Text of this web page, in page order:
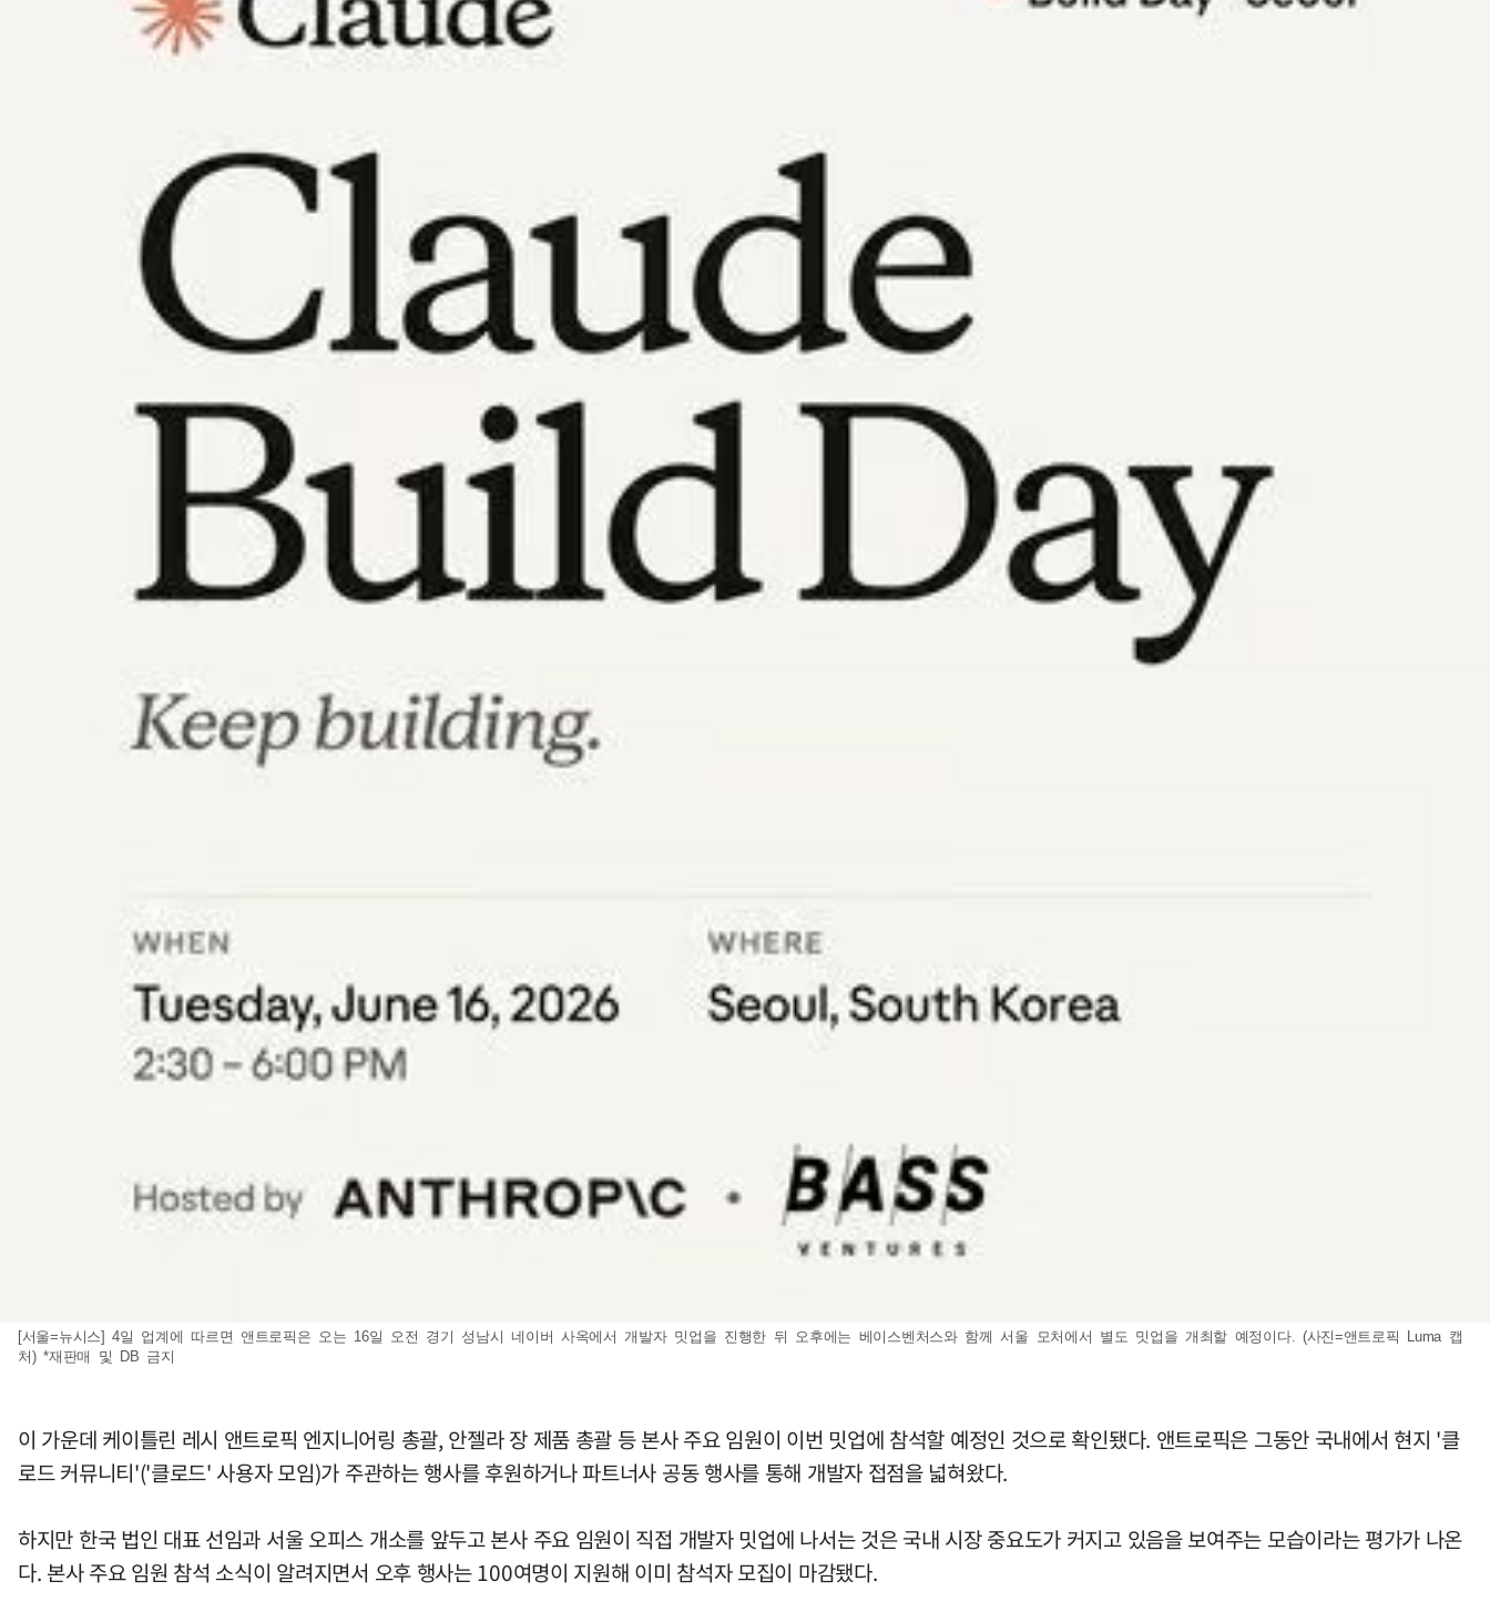
[서울=뉴시스] 4일 업계에 따르면 앤트로픽은 오는 16일 오전 경기 성남시 네이버 사옥에서 개발자 밋업을 진행한 뒤 오후에는 베이스벤처스와 함께 서울 모처에서 별도 밋업을 개최할 예정이다. (사진=앤트로픽 Luma 캡
처) *재판매 및 DB 금지
이 가운데 케이틀린 레시 앤트로픽 엔지니어링 총괄, 안젤라 장 제품 총괄 등 본사 주요 임원이 이번 밋업에 참석할 예정인 것으로 확인됐다. 앤트로픽은 그동안 국내에서 현지 '클
로드 커뮤니티'('클로드' 사용자 모임)가 주관하는 행사를 후원하거나 파트너사 공동 행사를 통해 개발자 접점을 넓혀왔다.
하지만 한국 법인 대표 선임과 서울 오피스 개소를 앞두고 본사 주요 임원이 직접 개발자 밋업에 나서는 것은 국내 시장 중요도가 커지고 있음을 보여주는 모습이라는 평가가 나온
다. 본사 주요 임원 참석 소식이 알려지면서 오후 행사는 100여명이 지원해 이미 참석자 모집이 마감됐다.